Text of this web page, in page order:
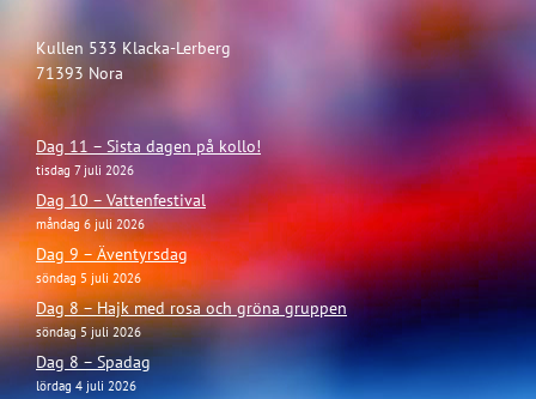
Kullen 533 Klacka-Lerberg
71393 Nora
Dag 11 – Sista dagen på kollo!
tisdag 7 juli 2026
Dag 10 – Vattenfestival
måndag 6 juli 2026
Dag 9 – Äventyrsdag
söndag 5 juli 2026
Dag 8 – Hajk med rosa och gröna gruppen
söndag 5 juli 2026
Dag 8 – Spadag
lördag 4 juli 2026